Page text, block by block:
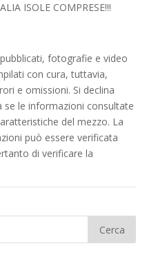
ISOLE COMPRESE!!!
fotografie e video
con cura, tuttavia,
e omissioni. Si declina
se le informazioni consultate
del mezzo. La
può essere verificata
di verificare la